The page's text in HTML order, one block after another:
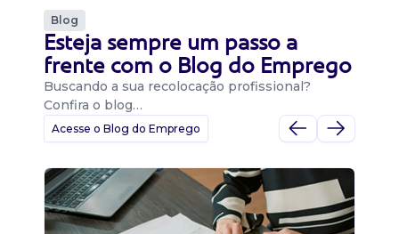
Blog
Esteja sempre um passo a
frente com o Blog do Emprego
Buscando a sua recolocação profissional?
Confira o blog…
Acesse o Blog do Emprego